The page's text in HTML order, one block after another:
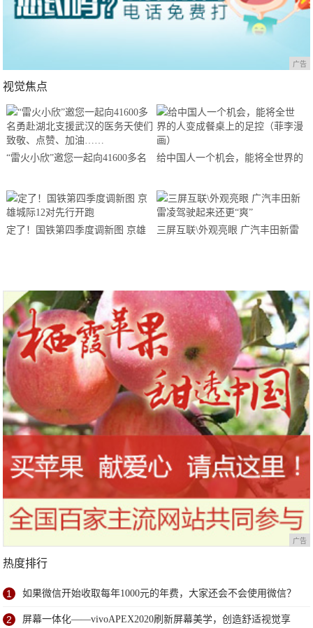
广告
视觉焦点
“雷火小欣”邀您一起向41600多名
敬、点赞、加油……
给中国人一个机会，能将全世界的
定了！国铁第四季度调新图 京雄
三屏互联\外观亮眼 广汽丰田新雷
广告
热度排行
1 如果微信开始收取每年1000元的年费，大家还会不会使用微信？
2 屏幕一体化——vivoAPEX2020刷新屏幕美学，创造舒适视觉享